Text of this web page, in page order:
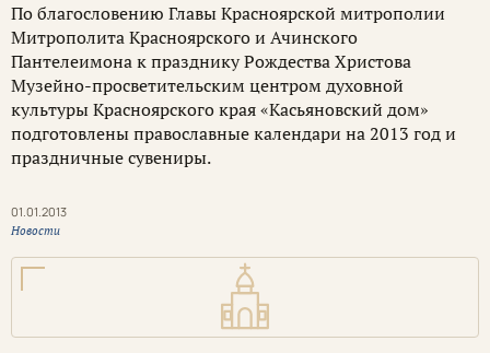
По благословению Главы Красноярской митрополии
Митрополита Красноярского и Ачинского
Пантелеимона к празднику Рождества Христова
Музейно-просветительским центром духовной
культуры Красноярского края «Касьяновский дом»
подготовлены православные календари на 2013 год и
праздничные сувениры.
01.01.2013
Новости